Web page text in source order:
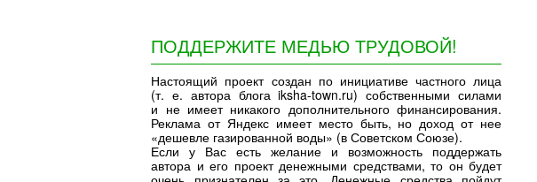
ПОДДЕРЖИТЕ МЕДЬЮ ТРУДОВОЙ!
Настоящий проект создан по инициативе частного лица
(т. е. автора блога iksha-town.ru) собственными силами
и не имеет никакого дополнительного финансирования.
Реклама от Яндекс имеет место быть, но доход от нее
«дешевле газированной воды» (в Советском Союзе).
Если у Вас есть желание и возможность поддержать
автора и его проект денежными средствами, то он будет